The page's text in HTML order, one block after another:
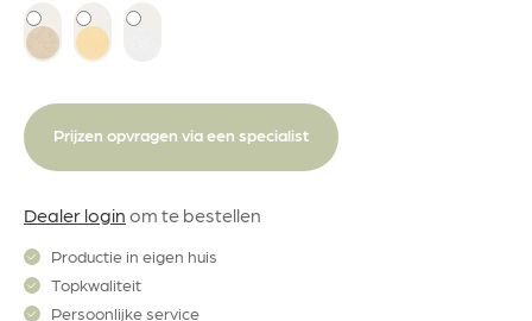
Prijzen opvragen via een specialist
Dealer login om te bestellen
Productie in eigen huis
Topkwaliteit
Persoonlijke service